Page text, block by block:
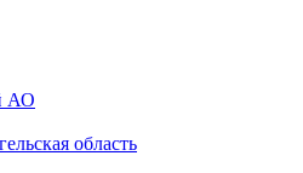
АО
область